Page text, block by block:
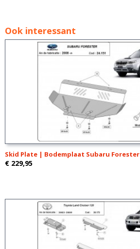
Ook interessant
Skid Plate | Bodemplaat Subaru Forester
€ 229,95